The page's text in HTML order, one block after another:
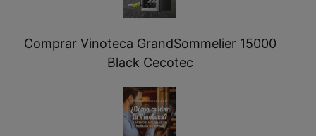
Comprar Vinoteca GrandSommelier 15000
Black Cecotec